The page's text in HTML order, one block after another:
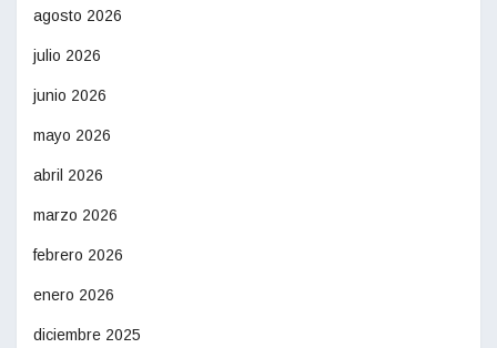
agosto 2026
julio 2026
junio 2026
mayo 2026
abril 2026
marzo 2026
febrero 2026
enero 2026
diciembre 2025